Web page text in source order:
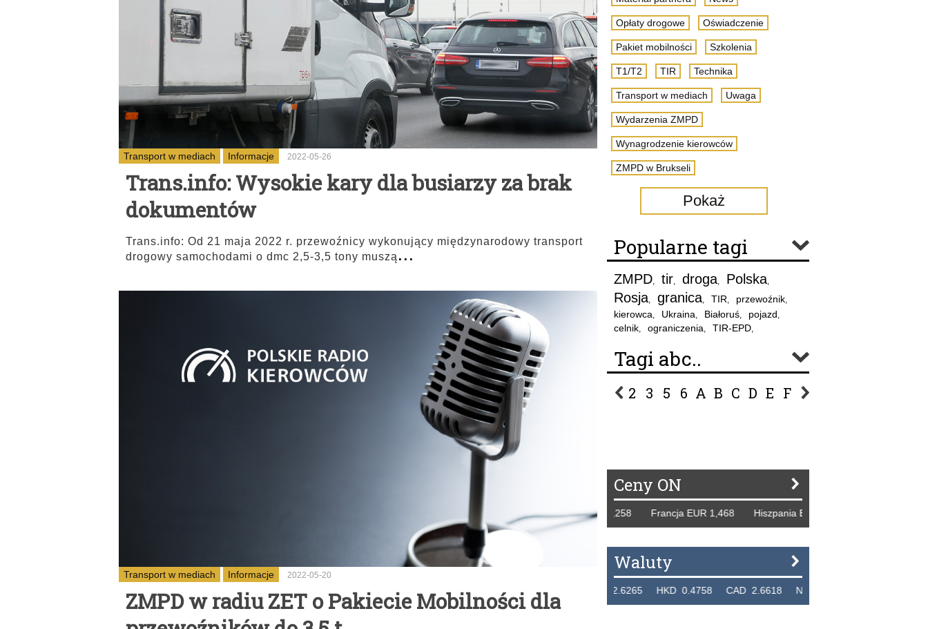
Transport w mediach Informacje 2022-05-26
Trans.info: Wysokie kary dla busiarzy za brak
dokumentów
Trans.info: Od 21 maja 2022 r. przewoźnicy wykonujący międzynarodowy transport
drogowy samochodami o dmc 2,5-3,5 tony muszą...
Transport w mediach Informacje 2022-05-20
ZMPD w radiu ZET o Pakiecie Mobilności dla
Opłaty drogowe Oświadczenie
Pakiet mobilności Szkolenia
T1/T2 TIR Technika
Transport w mediach Uwaga
Wydarzenia ZMPD
Wynagrodzenie kierowców
ZMPD w Brukseli
Pokaż
Popularne tagi
ZMPD, tir, droga, Polska,
Rosja, granica, TIR, przewoźnik,
kierowca, Ukraina, Białoruś, pojazd,
celnik, ograniczenia, TIR-EPD,
Tagi abc..
2 3 5 6 A B C D E F G
Ceny ON
Tydzień 42/2019 r. Niemcy EUR 1,258 Francja EUR 1,468 Hiszpania EUR 1,229 WB GBP 1,318
Waluty
THB 0.1129 USD 3.7324 AUD 2.6265 HKD 0.4758 CAD 2.6618 NZD 2.1914 SGD 2.9123